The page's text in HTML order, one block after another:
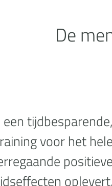
tijdbesparende,
voor het hele
positieve
oplevert.
De